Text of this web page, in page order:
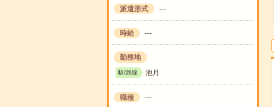
派遣形式 ---
時給 ---
勤務地
駅/路線 池月
職種 ---